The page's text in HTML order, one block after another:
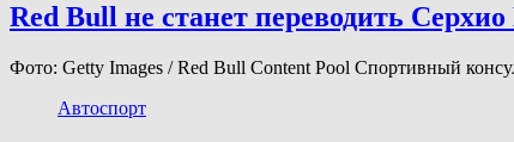
Red Bull не станет переводить
Фото: Getty Images / Red Bull Content Pool Спортивный
Автоспорт